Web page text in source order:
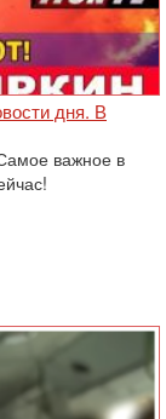
дня. В
важное в